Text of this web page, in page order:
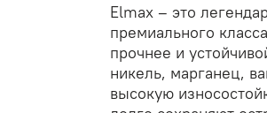
Elmax – это
премиального
прочнее и
никель, марганец,
высокую